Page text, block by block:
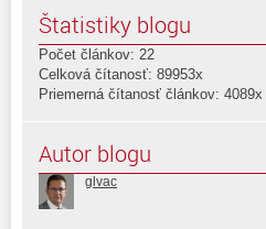
Štatistiky blogu
Počet článkov: 22
Celková čítanosť: 89953x
Priemerná čítanosť článkov: 4089x
Autor blogu
glvac